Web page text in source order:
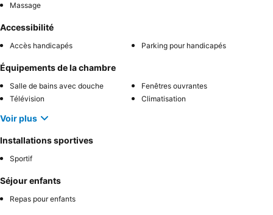
Massage
Accessibilité
Accès handicapés Parking pour handicapés
Équipements de la chambre
Salle de bains avec douche
Fenêtres ouvrantes
Télévision
Climatisation
Voir plus
Installations sportives
Sportif
Séjour enfants
Repas pour enfants